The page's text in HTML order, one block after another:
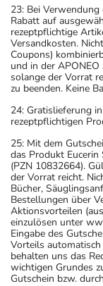
23: Bei
Rabatt auf
rezeptpflichtige
Versandkosten.
Coupons)
und in der
solange der Vorrat
zu beenden. Keine
24: Gratislieferung
rezeptpflichtigen
25: Mit dem
das Produkt
(PZN 10832664).
der Vorrat reicht.
Bücher,
Bestellungen über
Aktionsvorteilen
einzulösen unter
Eingabe des
Vorteils
behalten uns das
wichtigen Grundes
Gutschein bzw.